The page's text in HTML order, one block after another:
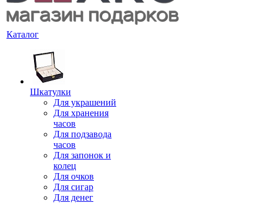
Каталог
Шкатулки
Для украшений
Для хранения
часов
Для подзавода
часов
Для запонок и
колец
Для очков
Для сигар
Для денег